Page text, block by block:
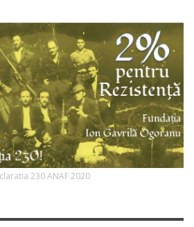
230 ANAF 2020